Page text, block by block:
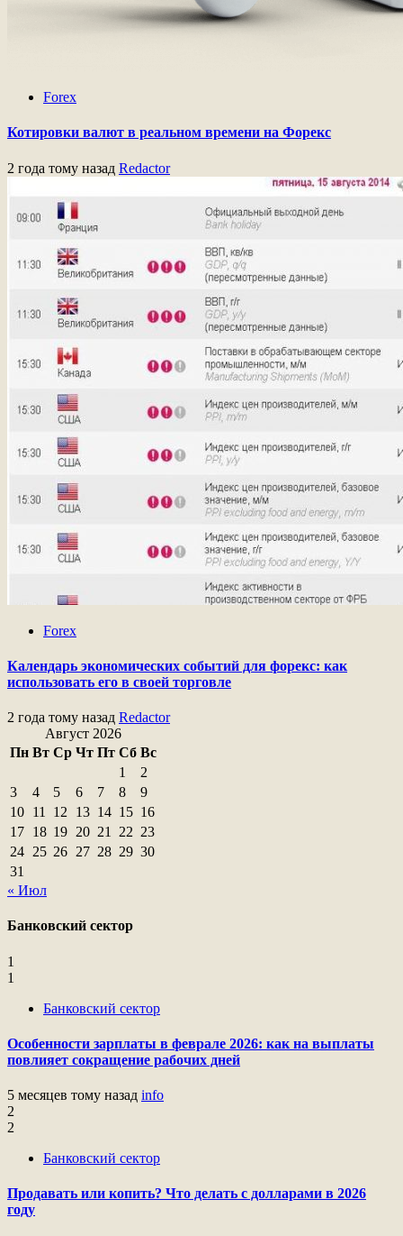
Forex
Котировки валют в реальном времени на Форекс
2 года тому назад Redactor
Forex
Календарь экономических событий для форекс: как
использовать его в своей торговле
2 года тому назад Redactor
Август 2026
Пн Вт Ср Чт Пт Сб Вс
1
2
3
4 5 6 7 8
9
10 11 12 13 14 15 16
17 18 19 20 21 22 23
24 25 26 27 28 29 30
31
« Июл
Банковский сектор
1
1
Банковский сектор
Особенности зарплаты в феврале 2026: как на выплаты
повлияет сокращение рабочих дней
5 месяцев тому назад info
2
2
Банковский сектор
Продавать или копить? Что делать с долларами в 2026
году